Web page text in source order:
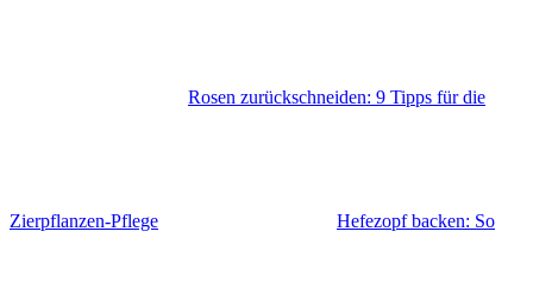
Rosen zurückschneiden: 9 Tipps für die
Zierpflanzen-Pflege Hefezopf backen: So